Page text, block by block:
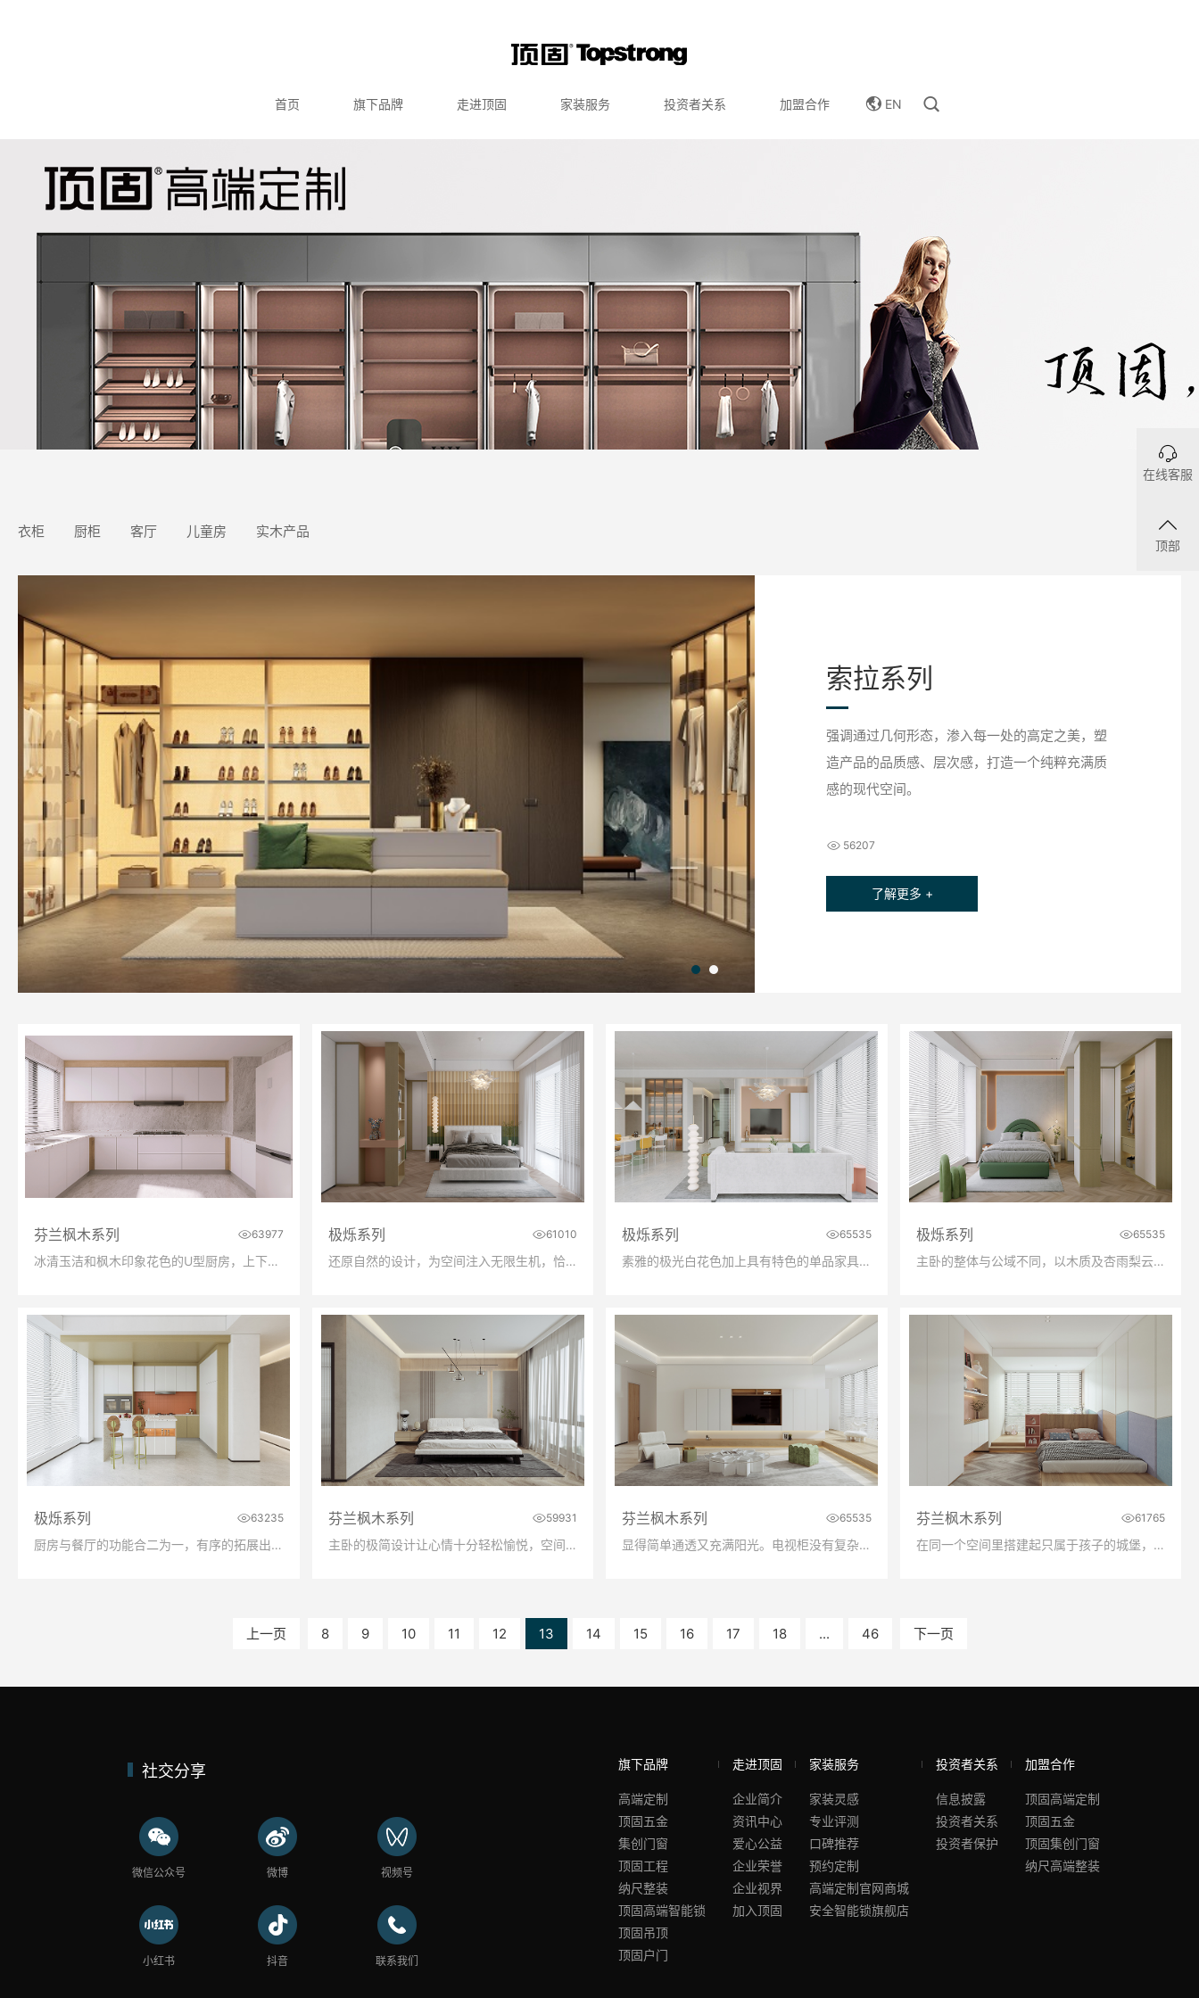
首页 旗下品牌 走进顶固 家装服务 投资者关系 加盟合作 EN
衣柜 厨柜 客厅 儿童房 实木产品
索拉系列
强调通过几何形态，渗入每一处的高定之美，塑
造产品的品质感、层次感，打造一个纯粹充满质
感的现代空间。
56207
了解更多 +
芬兰枫木系列 63977
冰清玉洁和枫木印象花色的U型厨房，上下超大收纳储物柜，烟灶组合，冰箱齐全，开阔舒服，行动自如，整个空间充满北欧风格。
极烁系列 61010
还原自然的设计，为空间注入无限生机，恰到好处的温暖与感动。
极烁系列 65535
素雅的极光白花色加上具有特色的单品家具，呈现出了活泼、轻盈的空间氛围。同时位于客厅旁的空间就是厨房+就餐，采取开放式设计，让整个空间看上去更加光亮宽敞。
极烁系列 65535
主卧的整体与公域不同，以木质及杏雨梨云花色为主，给人一种平静又放松的心境。而主卧具有较大的收纳需求，采用开放式衣帽间，降低门柜带来的压迫感，同时保留了视觉宽阔感。
极烁系列 63235
厨房与餐厅的功能合二为一，有序的拓展出独立烹饪、清洗、操作区域，水磨石的中岛，多种颜色及丰富的视觉感，耐脏又好看，糖果般的色调，唯美却不失缤纷，使得厨房使用中动线流程便捷。
芬兰枫木系列 59931
主卧的极简设计让心情十分轻松愉悦，空间开阔通明，实现时尚又舒适的生活享受。
芬兰枫木系列 65535
显得简单通透又充满阳光。电视柜没有复杂线条的设计，也没有夸张的色彩，让人在简约纯粹中放下生活的烦恼。
芬兰枫木系列 61765
在同一个空间里搭建起只属于孩子的城堡，孩子的成长历练从小便开始，美好的人与事物总能在美好的空间里相遇。
上一页 8 9 10 11 12 13 14 15 16 17 18 ... 46 下一页
社交分享
微信公众号 微博 视频号
小红书 抖音 联系我们
旗下品牌
高端定制
顶固五金
集创门窗
顶固工程
纳尺整装
顶固高端智能锁
顶固吊顶
顶固户门
走进顶固
企业简介
资讯中心
爱心公益
企业荣誉
企业视界
加入顶固
家装服务
家装灵感
专业评测
口碑推荐
预约定制
高端定制官网商城
安全智能锁旗舰店
投资者关系
信息披露
投资者关系
投资者保护
加盟合作
顶固高端定制
顶固五金
顶固集创门窗
纳尺高端整装
在线客服
顶部